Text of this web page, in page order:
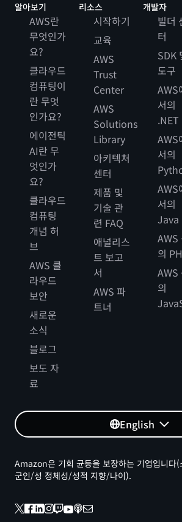
알아보기
AWS란
무엇인가
요?
클라우드
컴퓨팅이
란 무엇
인가요?
에이전틱
AI란 무
엇인가
요?
클라우드
컴퓨팅
개념 허
브
AWS 클
라우드
보안
새로운
소식
블로그
보도 자
료
리소스
시작하기
교육
AWS
Trust
Center
AWS
Solutions
Library
아키텍처
센터
제품 및
기술 관
련 FAQ
애널리스
트 보고
서
AWS 파
트너
개발자
빌더
터
SDK
도구
AWS
서의
.NET
AWS
서의
AWS
서의
Java
AWS
의
AWS
의
English
Amazon은 기회 균등을 보장하는 기업입니다
군인/성 정체성/성적 지향/나이).